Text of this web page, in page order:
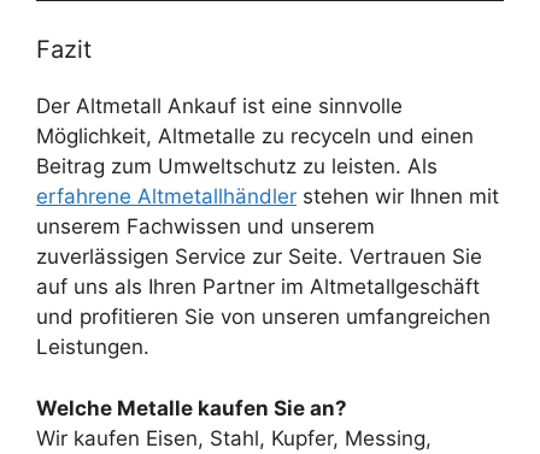
Fazit
Der Altmetall Ankauf ist eine sinnvolle
Möglichkeit, Altmetalle zu recyceln und einen
Beitrag zum Umweltschutz zu leisten. Als
erfahrene Altmetallhändler stehen wir Ihnen mit
unserem Fachwissen und unserem
zuverlässigen Service zur Seite. Vertrauen Sie
auf uns als Ihren Partner im Altmetallgeschäft
und profitieren Sie von unseren umfangreichen
Leistungen.
Welche Metalle kaufen Sie an?
Wir kaufen Eisen, Stahl, Kupfer, Messing,